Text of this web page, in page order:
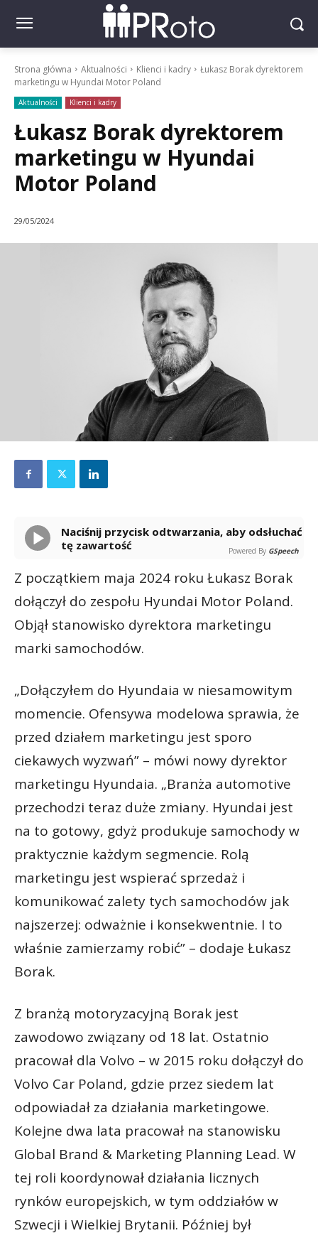
Strona główna Aktualności Klienci i kadry
Łukasz Borak dyrektorem
marketingu w Hyundai Motor Poland
Aktualności Klienci i kadry
Łukasz Borak dyrektorem
marketingu w Hyundai
Motor Poland
29/05/2024
Naciśnij przycisk odtwarzania, aby odsłuchać
tę zawartość
Powered By GSpeech
Z początkiem maja 2024 roku Łukasz Borak
dołączył do zespołu Hyundai Motor Poland.
Objął stanowisko dyrektora marketingu
marki samochodów.
„Dołączyłem do Hyundaia w niesamowitym
momencie. Ofensywa modelowa sprawia, że
przed działem marketingu jest sporo
ciekawych wyzwań” – mówi nowy dyrektor
marketingu Hyundaia. „Branża automotive
przechodzi teraz duże zmiany. Hyundai jest
na to gotowy, gdyż produkuje samochody w
praktycznie każdym segmencie. Rolą
marketingu jest wspierać sprzedaż i
komunikować zalety tych samochodów jak
najszerzej: odważnie i konsekwentnie. I to
właśnie zamierzamy robić” – dodaje Łukasz
Borak.
Z branżą motoryzacyjną Borak jest
zawodowo związany od 18 lat. Ostatnio
pracował dla Volvo – w 2015 roku dołączył do
Volvo Car Poland, gdzie przez siedem lat
odpowiadał za działania marketingowe.
Kolejne dwa lata pracował na stanowisku
Global Brand & Marketing Planning Lead. W
tej roli koordynował działania licznych
rynków europejskich, w tym oddziałów w
Szwecji i Wielkiej Brytanii. Później był